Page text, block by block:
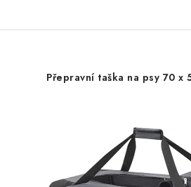
Přepravní taška na psy 70 x